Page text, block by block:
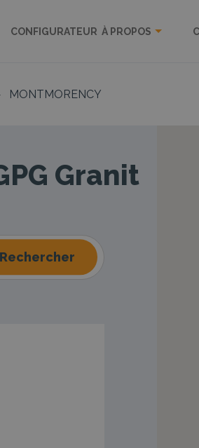
CONFIGURATEUR À PROPOS
MONTMORENCY
Granit
Rechercher